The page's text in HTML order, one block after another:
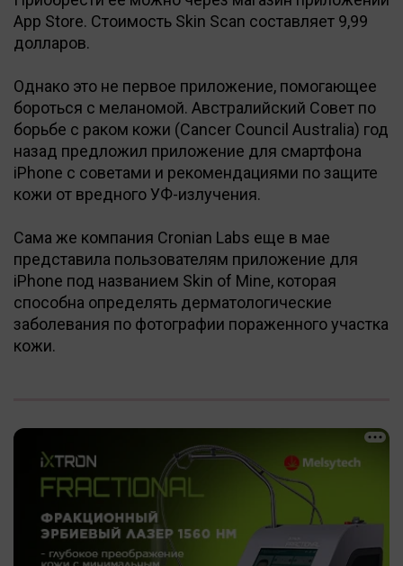
App Store. Стоимость Skin Scan составляет 9,99
долларов.
Однако это не первое приложение, помогающее
бороться с меланомой. Австралийский Совет по
борьбе с раком кожи (Cancer Council Australia) год
назад предложил приложение для смартфона
iPhone с советами и рекомендациями по защите
кожи от вредного УФ-излучения.
Сама же компания Cronian Labs еще в мае
представила пользователям приложение для
iPhone под названием Skin of Mine, которая
способна определять дерматологические
заболевания по фотографии пораженного участка
кожи.